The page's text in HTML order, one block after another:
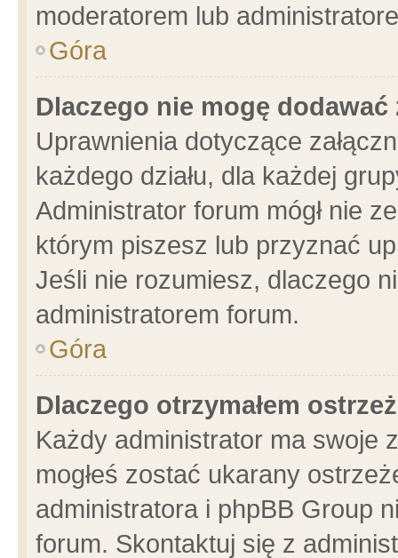
moderatorem lub
Góra
Dlaczego nie mogę dodawać
Uprawnienia dotyczące
każdego działu, dla każdej
Administrator forum mógł nie
którym piszesz lub przyznać
Jeśli nie rozumiesz, dlaczego
administratorem forum.
Góra
Dlaczego otrzymałem
Każdy administrator ma swoje
mogłeś zostać ukarany
administratora i phpBB Group
forum. Skontaktuj się z